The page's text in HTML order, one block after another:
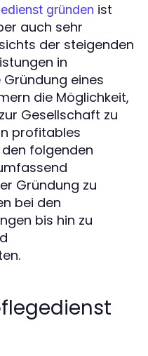
gründen ist
auch sehr
der steigenden
in
eines
die Möglichkeit,
Gesellschaft zu
profitables
folgenden
Gründung zu
bei den
bis hin zu